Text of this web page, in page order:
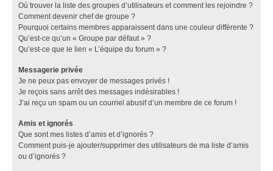
Où trouver la liste des groupes d’utilisateurs et comment les rejoindre ?
Comment devenir chef de groupe ?
Pourquoi certains membres apparaissent dans une couleur différente ?
Qu’est-ce qu’un « Groupe par défaut » ?
Qu’est-ce que le lien « L’équipe du forum » ?
Messagerie privée
Je ne peux pas envoyer de messages privés !
Je reçois sans arrêt des messages indésirables !
J’ai reçu un spam ou un courriel abusif d’un membre de ce forum !
Amis et ignorés
Que sont mes listes d’amis et d’ignorés ?
Comment puis-je ajouter/supprimer des utilisateurs de ma liste d’amis
ou d’ignorés ?